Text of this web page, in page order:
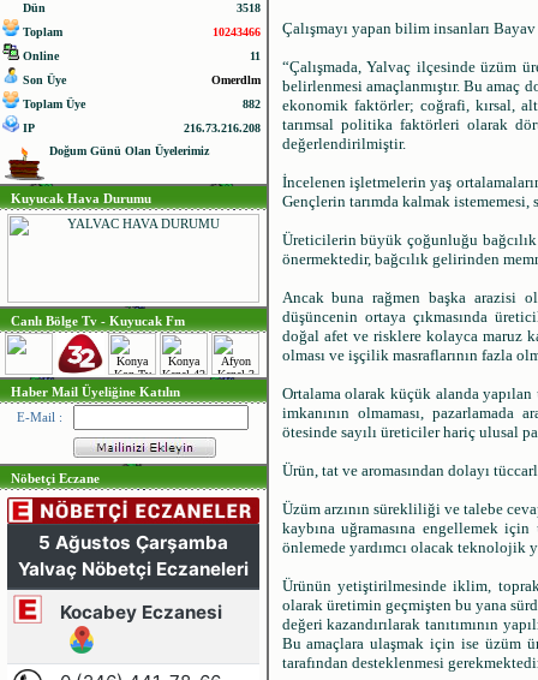
Dün
3518
Toplam
10243466
Online
11
Son Üye
Omerdlm
Toplam Üye
882
IP
216.73.216.208
Doğum Günü Olan Üyelerimiz
Kuyucak Hava Durumu
Canlı Bölge Tv - Kuyucak Fm
Haber Mail Üyeliğine Katılın
E-Mail :
Nöbetçi Eczane
Çalışmayı yapan bilim insanları
“Çalışmada, Yalvaç ilçesinde üzüm
belirlenmesi amaçlanmıştır. Bu
ekonomik faktörler; coğrafi, kırsal,
tarımsal politika faktörleri olarak
değerlendirilmiştir.
İncelenen işletmelerin yaş
Gençlerin tarımda kalmak
Üreticilerin büyük çoğunluğu bağcılık
önermektedir, bağcılık gelirinden
Ancak buna rağmen başka arazisi
düşüncenin ortaya çıkmasında
doğal afet ve risklere kolayca maruz
olması ve işçilik masraflarının fazla
Ortalama olarak küçük alanda
imkanının olmaması, pazarlamada
ötesinde sayılı üreticiler hariç ulusal
Ürün, tat ve aromasından dolayı
Üzüm arzının sürekliliği ve talebe
kaybına uğramasına engellemek
önlemede yardımcı olacak teknolojik
Ürünün yetiştirilmesinde iklim,
olarak üretimin geçmişten bu yana
değeri kazandırılarak tanıtımının
Bu amaçlara ulaşmak için ise üzüm
tarafından desteklenmesi